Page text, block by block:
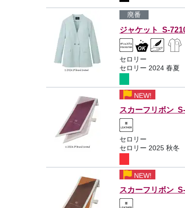
廃番
ジャケット S-
セロリー
セロリー 2024 春夏
NEW!
スカーフリボン
セロリー
セロリー 2025 秋冬
NEW!
スカーフリボン